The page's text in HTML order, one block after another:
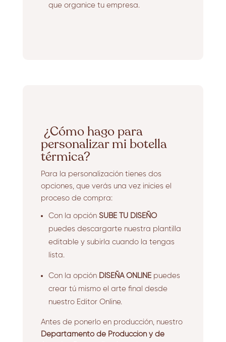
que organice tu empresa.
¿Cómo hago para
personalizar mi botella
térmica?
Para la personalización tienes dos
opciones, que verás una vez inicies el
proceso de compra:
Con la opción SUBE TU DISEÑO
puedes descargarte nuestra plantilla
editable y subirla cuando la tengas
lista.
Con la opción DISEÑA ONLINEpuedes
crear tú mismo el arte final desde
nuestro Editor Online.
Antes de ponerlo en producción, nuestro
Departamento de Producción y de